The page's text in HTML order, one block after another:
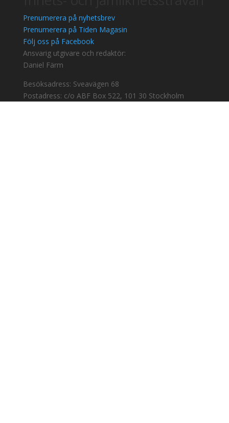
Prenumerera på nyhetsbrev
Prenumerera på Tiden Magasin
Följ oss på Facebook
Ansvarig utgivare och redaktör:
Daniel Färm
Besöksadress: Sveavägen 68
Postadress: c/o ABF Box 522, 101 30 Stockholm